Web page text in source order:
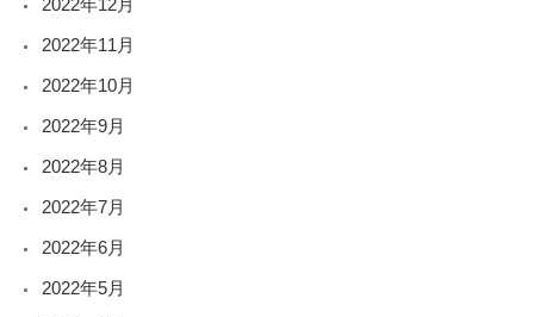
2022年12月
2022年11月
2022年10月
2022年9月
2022年8月
2022年7月
2022年6月
2022年5月